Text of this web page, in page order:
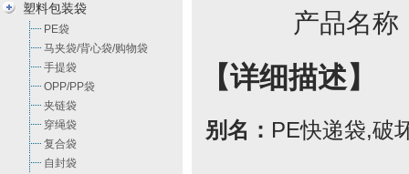
塑料包装袋
PE袋
马夹袋/背心袋/购物袋
手提袋
OPP/PP袋
夹链袋
穿绳袋
复合袋
自封袋
产品名称
【详细描述】
别名： PE快递袋,破